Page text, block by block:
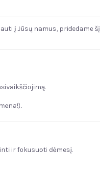
į Jūsų namus, pridedame šį
ir fokusuoti dėmesį.